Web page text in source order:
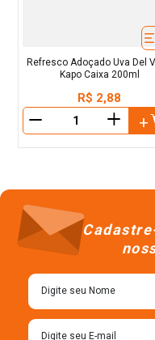
Refresco Adoçado Uva Del
Kapo Caixa 200ml
R$ 2,88
＋